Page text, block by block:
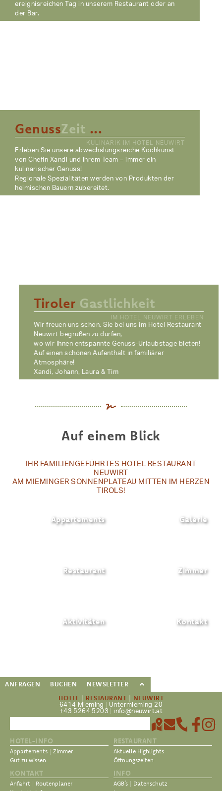
ereignisreichen Tag in unserem Restaurant oder an
der Bar.
GenussZeit ...
KULINARIK IM HOTEL NEUWIRT
Erleben Sie unsere abwechslungsreiche Kochkunst
von Chefin Xandi und ihrem Team – immer ein
kulinarischer Genuss!
Regionale Spezialitäten werden von Produkten der
heimischen Bauern zubereitet.
Tiroler Gastlichkeit
IM HOTEL NEUWIRT ERLEBEN
Wir freuen uns schon, Sie bei uns im Hotel Restaurant
Neuwirt begrüßen zu dürfen,
wo wir Ihnen entspannte Genuss-Urlaubstage bieten!
Auf einen schönen Aufenthalt in familiärer
Atmosphäre!
Xandi, Johann, Laura & Tim
Auf einem Blick
IHR FAMILIENGEFÜHRTES HOTEL RESTAURANT
NEUWIRT
AM MIEMINGER SONNENPLATEAU MITTEN IM HERZEN
TIROLS!
Appartements Galerie
Restaurant Zimmer
Aktivitäten Kontakt
ANFRAGEN BUCHEN
NEWSLETTER
HOTEL | RESTAURANT | NEUWIRT
6414 Mieming
Untermieming 20
+43 5264 5203
info@neuwirt.at
HOTEL-INFO
Appartements | Zimmer
Gut zu wissen
RESTAURANT
Aktuelle Highlights
Öffnungszeiten
KONTAKT
Anfahrt | Routenplaner
INFO
AGB’s | Datenschutz